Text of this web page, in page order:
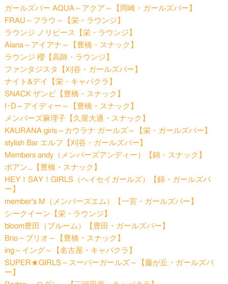
ガールズバー AQUA～アクア～【岡崎・ガールズバー】
FRAU～フラウ～【栄・ラウンジ】
ラウンジ ノリピース【栄・ラウンジ】
Aiana～アイアナ～【豊橋・スナック】
ラウンジ 櫻【高師・ラウンジ】
ファンタジスタ【刈谷・ガールズバー】
ナイト&デイ【栄・キャバクラ】
SNACK ザンビ【豊橋・スナック】
I･D～アイディー～【豊橋・スナック】
メンバーズ麻理子【久屋大通・スナック】
KAURANA girls～カウラナ ガールズ～【栄・ガールズバー】
stylish Bar エルフ【刈谷・ガールズバー】
Members andy（メンバーズアンディー）【錦・スナック】
ポアン…【豊橋・スナック】
HEY！SAY！GIRLS（ヘイセイガールズ）【錦・ガールズバ
ー】
member's M（メンバーズエム）【一宮・ガールズバー】
シークイーン【栄・ラウンジ】
bloom豊田（ブルーム）【豊田・ガールズバー】
Brio～ブリオ～【豊橋・スナック】
ing～イング～【名古屋・キャバクラ】
SUPER★GIRLS～スーパーガールズ～【藤が丘・ガールズバ
ー】